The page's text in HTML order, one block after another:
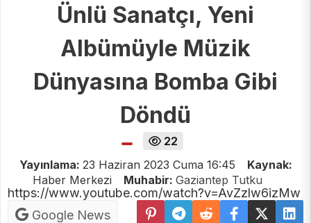
Ünlü Sanatçı, Yeni
Albümüyle Müzik
Dünyasına Bomba Gibi
Döndü
22
Yayınlama: 23 Haziran 2023 Cuma 16:45
Kaynak:
Haber Merkezi
Muhabir: Gaziantep Tutku
https://www.youtube.com/watch?v=AvZzlw6izMw
Google News